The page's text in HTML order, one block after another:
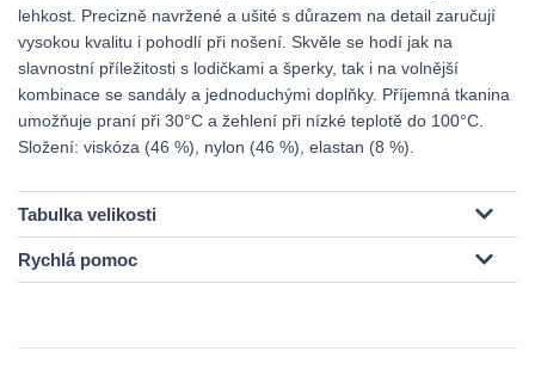
lehkost. Precizně navržené a ušité s důrazem na detail zaručují
vysokou kvalitu i pohodlí při nošení. Skvěle se hodí jak na
slavnostní příležitosti s lodičkami a šperky, tak i na volnější
kombinace se sandály a jednoduchými doplňky. Příjemná tkanina
umožňuje praní při 30°C a žehlení při nízké teplotě do 100°C.
Složení: viskóza (46 %), nylon (46 %), elastan (8 %).
Tabulka velikosti
Rychlá pomoc